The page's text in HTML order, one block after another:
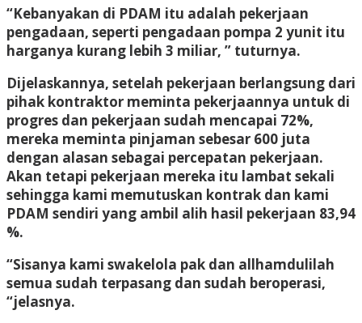
“Kebanyakan di PDAM itu adalah pekerjaan
pengadaan, seperti pengadaan pompa 2 yunit itu
harganya kurang lebih 3 miliar, ” tuturnya.
Dijelaskannya, setelah pekerjaan berlangsung dari
pihak kontraktor meminta pekerjaannya untuk di
progres dan pekerjaan sudah mencapai 72%,
mereka meminta pinjaman sebesar 600 juta
dengan alasan sebagai percepatan pekerjaan.
Akan tetapi pekerjaan mereka itu lambat sekali
sehingga kami memutuskan kontrak dan kami
PDAM sendiri yang ambil alih hasil pekerjaan 83,94
%.
“Sisanya kami swakelola pak dan allhamdulilah
semua sudah terpasang dan sudah beroperasi,
“jelasnya.